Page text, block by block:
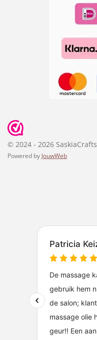
© 2024 - 2026 SaskiaCrafts
Powered by JouwWeb